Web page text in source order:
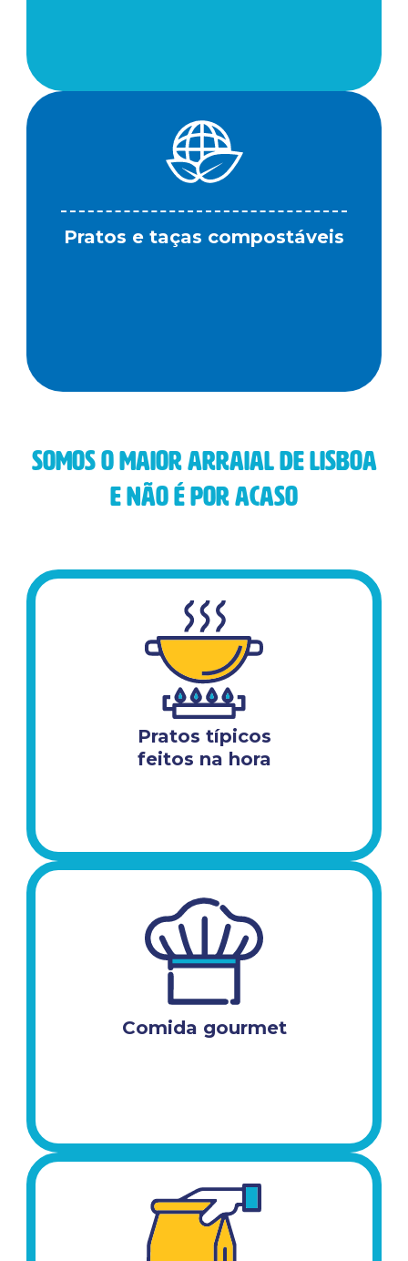
Pratos e taças compostáveis
Somos o maior arraial de lisboa
e não é por acaso
Pratos típicos
feitos na hora
Comida gourmet​